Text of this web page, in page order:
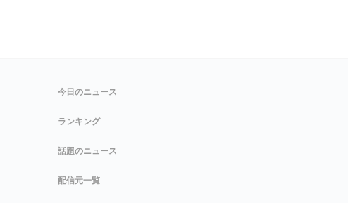
今日のニュース
ランキング
話題のニュース
配信元一覧